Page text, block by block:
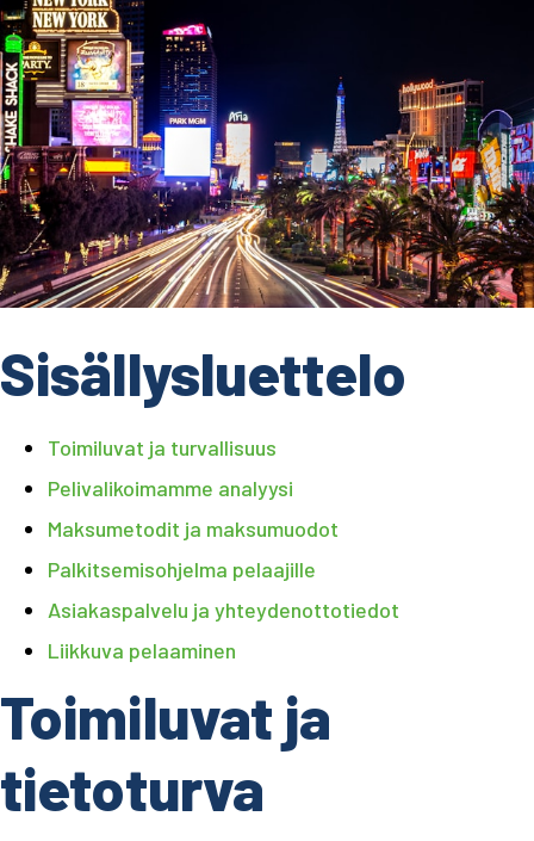
Sisällysluettelo
Toimiluvat ja turvallisuus
Pelivalikoimamme analyysi
Maksumetodit ja maksumuodot
Palkitsemisohjelma pelaajille
Asiakaspalvelu ja yhteydenottotiedot
Liikkuva pelaaminen
Toimiluvat ja
tietoturva